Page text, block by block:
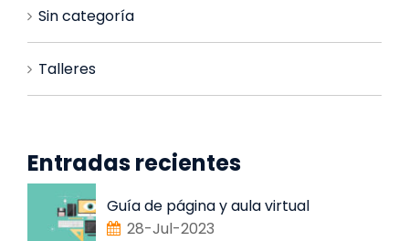
Sin categoría
Talleres
Entradas recientes
Guía de página y aula virtual
28-Jul-2023